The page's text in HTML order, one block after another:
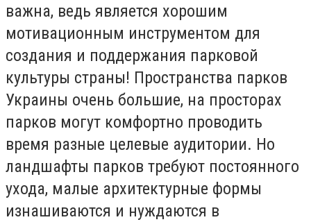
важна, ведь является хорошим
мотивационным инструментом для
создания и поддержания парковой
культуры страны! Пространства парков
Украины очень большие, на просторах
парков могут комфортно проводить
время разные целевые аудитории. Но
ландшафты парков требуют постоянного
ухода, малые архитектурные формы
изнашиваются и нуждаются в